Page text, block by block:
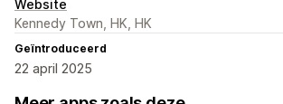
Website
Kennedy Town, HK, HK
Geïntroduceerd
22 april 2025